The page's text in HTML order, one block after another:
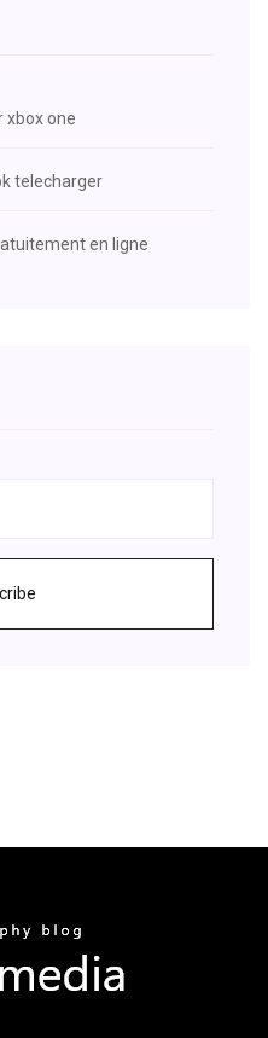
xbox one
telecharger
en ligne